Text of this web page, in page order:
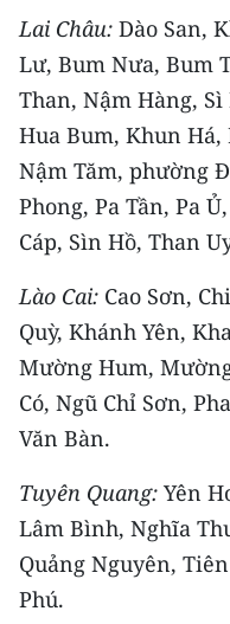
Chuyên trang Hà Nội
Chuyên trang TP.
CHUYÊN ĐỀ
CÁC CHUYÊN TRANG
THỜI NAY
NHÂN DÂN CUỐI TUẦN
NHÂN DÂN HẰNG
MUA BÁO
ĐỌC BÁO IN
Lai Châu: Dào San,
Lư, Bum Nưa, Bum
Than, Nậm Hàng,
Hua Bum, Khun Há,
Nậm Tăm, phường
Phong, Pa Tần, Pa
Cáp, Sìn Hồ, Than
Lào Cai: Cao Sơn,
Quỳ, Khánh Yên,
Mường Hum,
Có, Ngũ Chỉ Sơn,
Văn Bàn.
Tuyên Quang: Yên
Lâm Bình, Nghĩa
Quảng Nguyên,
Phú.